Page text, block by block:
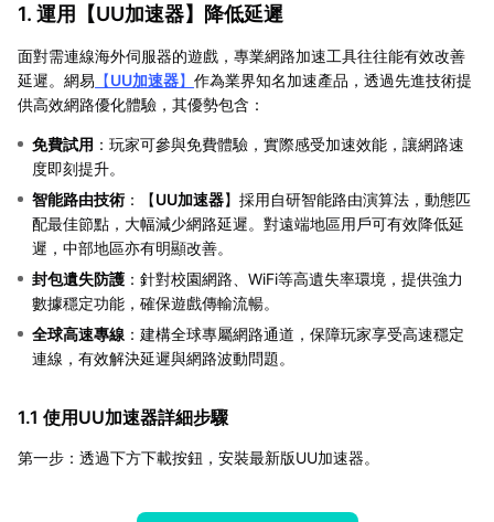
1. 運用【UU加速器】降低延遲
面對需連線海外伺服器的遊戲，專業網路加速工具往往能有效改善
延遲。網易 【UU加速器】 作為業界知名加速產品，透過先進技術提
供高效網路優化體驗，其優勢包含：
免費試用 ：玩家可參與免費體驗，實際感受加速效能，讓網路速
度即刻提升。
智能路由技術 ：【UU加速器】採用自研智能路由演算法，動態匹
配最佳節點，大幅減少網路延遲。對遠端地區用戶可有效降低延
遲，中部地區亦有明顯改善。
封包遺失防護 ：針對校園網路、WiFi等高遺失率環境，提供強力
數據穩定功能，確保遊戲傳輸流暢。
全球高速專線 ：建構全球專屬網路通道，保障玩家享受高速穩定
連線，有效解決延遲與網路波動問題。
1.1 使用UU加速器詳細步驟
第一步：透過下方下載按鈕，安裝最新版UU加速器。